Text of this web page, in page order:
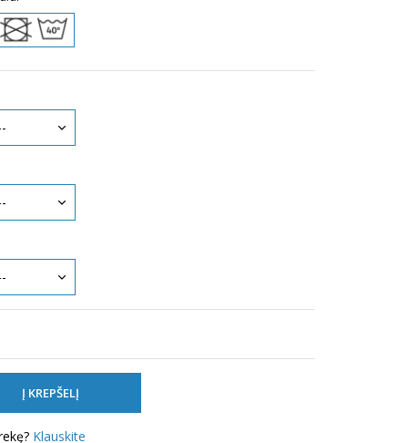
Klauskite